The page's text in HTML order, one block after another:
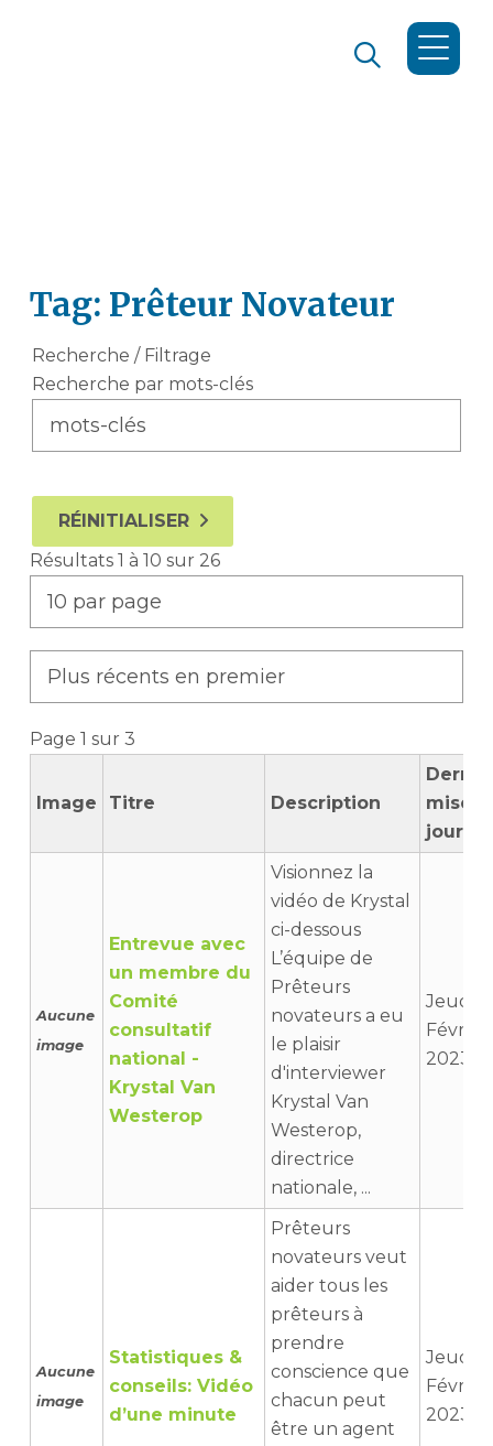
Tag: Prêteur Novateur
Recherche / Filtrage
Recherche par mots-clés
RÉINITIALISER
Résultats 1 à 10 sur 26
Page 1 sur 3
Image Titre Description
mise à
jour
Aucune
image
Entrevue avec
un membre du
Comité
consultatif
national -
Krystal Van
Westerop
Visionnez la
vidéo de Krystal
ci-dessous
L’équipe de
Prêteurs
novateurs a eu
le plaisir
d'interviewer
Krystal Van
Westerop,
directrice
nationale, ...
Jeudi 9
Février
2023
Aucune
image
Statistiques &
conseils: Vidéo
d’une minute
Prêteurs
novateurs veut
aider tous les
prêteurs à
prendre
conscience que
chacun peut
être un agent
Jeudi 2
Février
2023